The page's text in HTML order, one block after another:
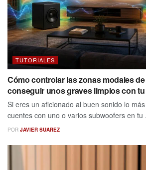
TUTORIALES
Cómo controlar las zonas modales
conseguir unos graves limpios con
Si eres un aficionado al buen sonido lo
cuentes con uno o varios subwoofers en tu
POR JAVIER SUAREZ